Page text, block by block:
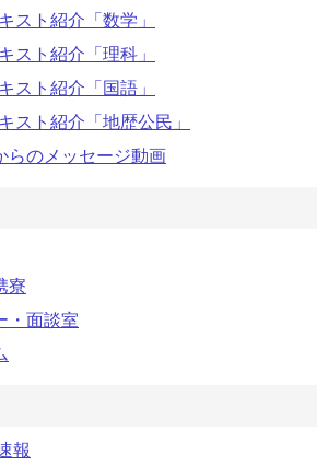
スト紹介「数学」
スト紹介「理科」
スト紹介「国語」
スト紹介「地歴公民」
らのメッセージ動画
寮
・面談室
報